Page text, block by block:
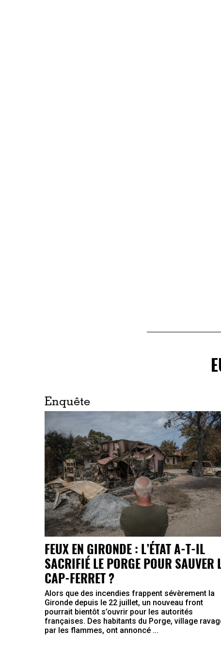
Enquête
FEUX EN GIRONDE : L’ÉTAT A-T-IL
SACRIFIÉ LE PORGE POUR SAUVER
CAP-FERRET ?
Alors que des incendies frappent sévèrement la
Gironde depuis le 22 juillet, un nouveau front
pourrait bientôt s’ouvrir pour les autorités
françaises. Des habitants du Porge, village
par les flammes, ont annoncé ...